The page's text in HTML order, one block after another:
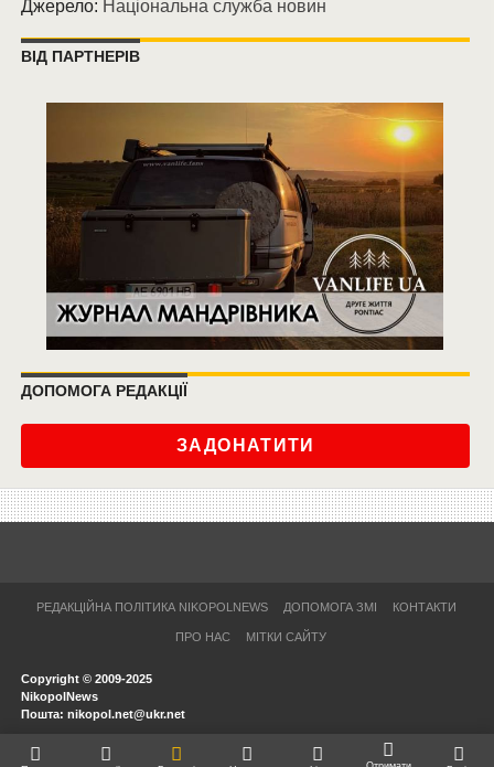
Джерело: Національна служба новин
ВІД ПАРТНЕРІВ
ДОПОМОГА РЕДАКЦІЇ
ЗАДОНАТИТИ
РЕДАКЦІЙНА ПОЛІТИКА NIKOPOLNEWS ДОПОМОГА ЗМІ КОНТАКТИ
ПРО НАС МІТКИ САЙТУ
Copyright © 2009-2025
NikopolNews
Пошта: nikopol.net@ukr.net